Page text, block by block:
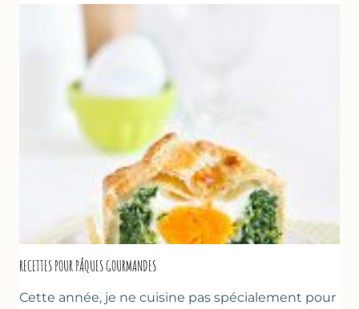
FRAISE
YAOURT
GREC
RECETTES POUR PÂQUES GOURMANDES
Cette année, je ne cuisine pas spécialement pour